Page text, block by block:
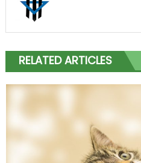
RELATED ARTICLES